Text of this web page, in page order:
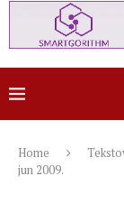
Home
jun 2009.